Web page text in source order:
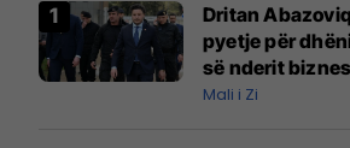
Dritan
pyetje për
së nderit
Mali i Zi